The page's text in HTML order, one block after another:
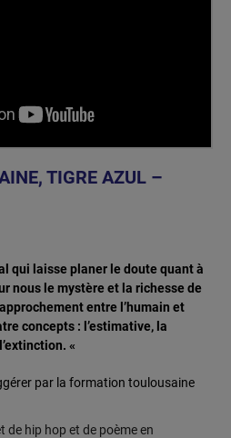
TIGRE AZUL –
qui laisse planer le doute quant à
nous le mystère et la richesse de
entre l’humain et
concepts : l’estimative, la
«
par la formation toulousaine
de hip hop et de poème en